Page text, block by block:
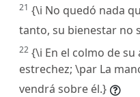
21 {\i No quedó nada
tanto, su bienestar no
22 {\i En el colmo de
estrechez; \par La
vendrá sobre él.}